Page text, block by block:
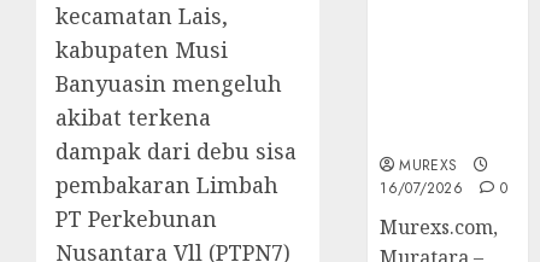
kecamatan Lais,
kabupaten Musi
Banyuasin mengeluh
akibat terkena
dampak dari debu sisa
pembakaran Limbah
PT Perkebunan
Nusantara Vll (PTPN7)
MUREXS
16/07/2026
0
Murexs.com,